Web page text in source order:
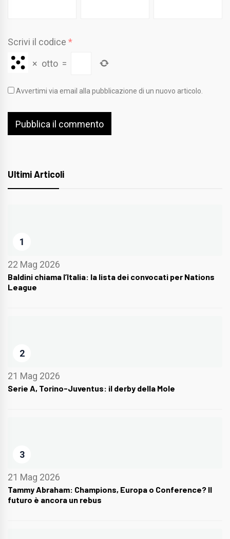
Scrivi il codice *
× otto =
Avvertimi via email alla pubblicazione di un nuovo articolo.
Ultimi Articoli
1
22 Mag 2026
Baldini chiama l’Italia: la lista dei convocati per Nations
League
2
21 Mag 2026
Serie A, Torino-Juventus: il derby della Mole
3
21 Mag 2026
Tammy Abraham: Champions, Europa o Conference? Il
futuro è ancora un rebus